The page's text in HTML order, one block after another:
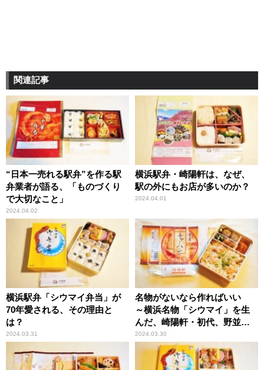
関連記事
“日本一売れる駅弁”を作る駅
弁業者が語る、「ものづくり
で大切なこと」
2024.04.02
横浜駅弁・崎陽軒は、なぜ、
駅の外にもお店が多いのか？
2024.04.01
横浜駅弁「シウマイ弁当」が
70年愛される、その理由と
は？
2024.03.31
名物がないなら作ればいい
～横浜名物「シウマイ」を生
んだ、崎陽軒・初代、野並茂
吉の精神とは？
2024.03.30